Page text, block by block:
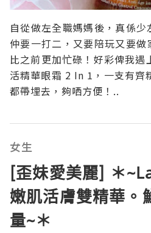
自從做左全職媽媽後，真係
仲要一打二，又要陪玩又要
比之前更加忙碌！好彩俾我遇
活精華眼霜 2 In 1，一支有
都帶埋去，夠哂方便！..
女生
[歪妹愛美麗] ＊
嫩肌活膚雙精華。
量~＊